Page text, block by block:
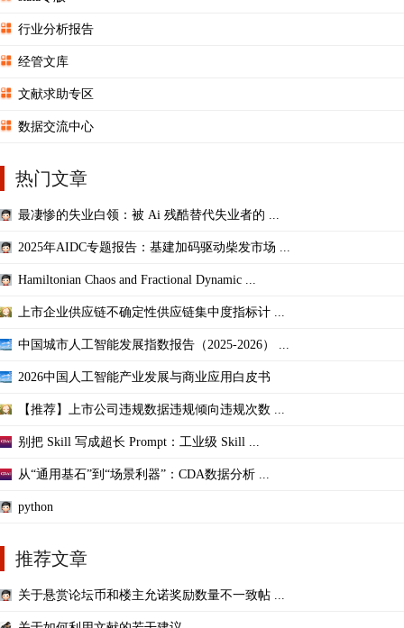
行业分析报告
经管文库
文献求助专区
数据交流中心
热门文章
最凄惨的失业白领：被 Ai 残酷替代失业者的 ...
2025年AIDC专题报告：基建加码驱动柴发市场 ...
Hamiltonian Chaos and Fractional Dynamic ...
上市企业供应链不确定性供应链集中度指标计 ...
中国城市人工智能发展指数报告（2025-2026） ...
2026中国人工智能产业发展与商业应用白皮书
【推荐】上市公司违规数据违规倾向违规次数 ...
别把 Skill 写成超长 Prompt：工业级 Skill ...
从“通用基石”到“场景利器”：CDA数据分析 ...
python
推荐文章
关于悬赏论坛币和楼主允诺奖励数量不一致帖 ...